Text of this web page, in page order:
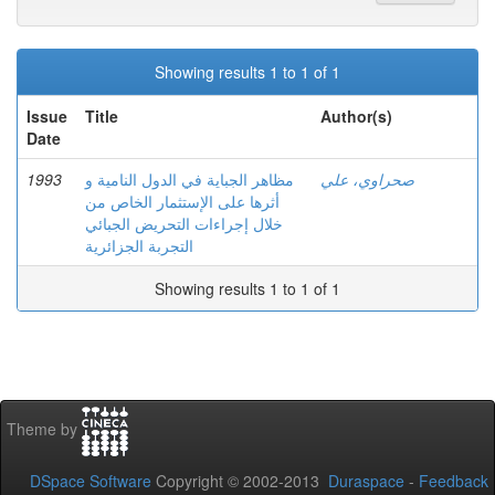
Showing results 1 to 1 of 1
Issue
Date
Title Author(s)
1993
مظاهر الجباية في الدول النامية و
أثرها على الإستثمار الخاص من
خلال إجراءات التحريض الجبائي
التجربة الجزائرية
صحراوي، علي
Showing results 1 to 1 of 1
Theme by
DSpace Software Copyright © 2002-2013 Duraspace - Feedback